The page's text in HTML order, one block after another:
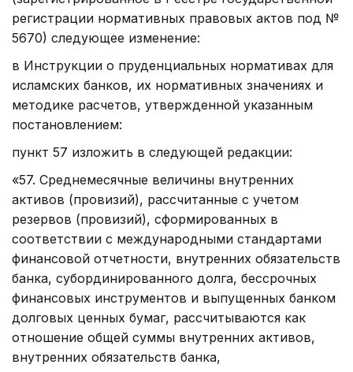
регистрации нормативных правовых актов под №
5670) следующее изменение:
в Инструкции о пруденциальных нормативах для
исламских банков, их нормативных значениях и
методике расчетов, утвержденной указанным
постановлением:
пункт 57 изложить в следующей редакции:
«57. Среднемесячные величины внутренних
активов (провизий), рассчитанные с учетом
резервов (провизий), сформированных в
соответствии с международными стандартами
финансовой отчетности, внутренних обязательств
банка, субординированного долга, бессрочных
финансовых инструментов и выпущенных банком
долговых ценных бумаг, рассчитываются как
отношение общей суммы внутренних активов,
внутренних обязательств банка,